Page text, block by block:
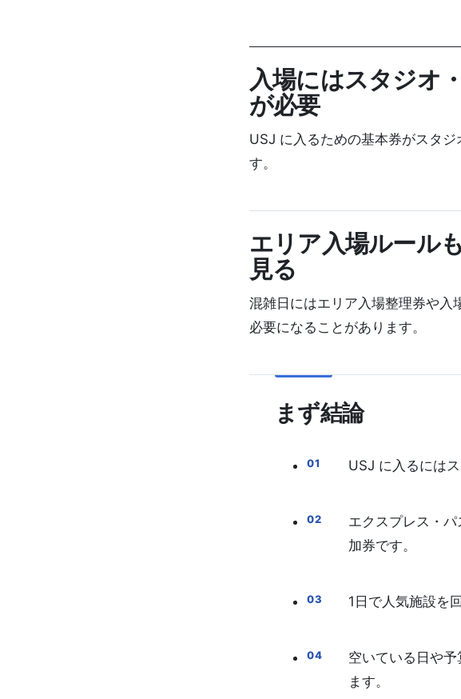
入場にはスタジオ
が必要
USJ に入るための基本券がスタジ
す。
エリア入場ルール
見る
混雑日にはエリア入場整理券や入
必要になることがあります。
まず結論
USJ に入るには
エクスプレス・
加券です。
1日で人気施設を
空いている日や
ます。